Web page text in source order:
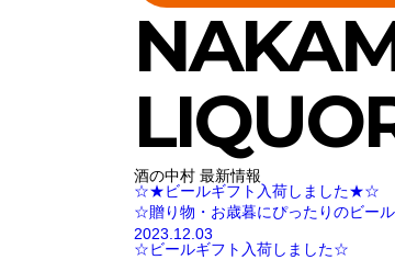
酒の中村 最新情報
☆★ビールギフト入荷しました★☆
☆贈り物・お歳暮にぴったりのビー
2023.12.03
☆ビールギフト入荷しました☆